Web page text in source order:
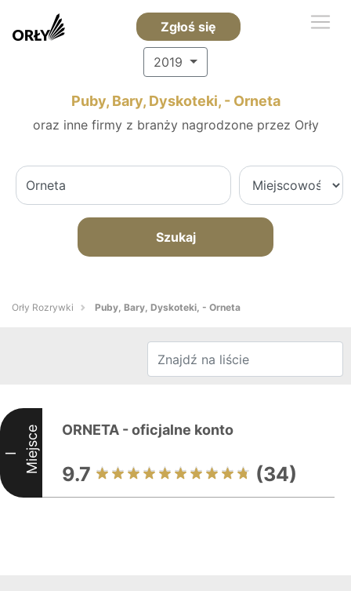
Zgłoś się
2019
Puby, Bary, Dyskoteki, - Orneta
oraz inne firmy z branży nagrodzone przez Orły
Szukaj
Orły Rozrywki Puby, Bary, Dyskoteki, - Orneta
I Miejsce ORNETA - oficjalne konto
9.7 (34)